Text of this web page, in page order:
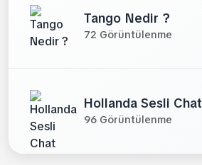
Tango Nedir ?
72 Görüntülenme
Hollanda Sesli Chat
96 Görüntülenme